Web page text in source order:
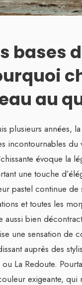
bases
au
plusieurs années,
incontournables du
évoque la
une touche
pastel continue de
et toutes les
aussi bien
une sensation de
auprès des
ou La Redoute.
exigeante,